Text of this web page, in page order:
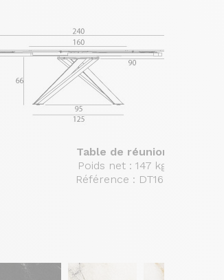
Options
Table de réunion
Poids net : 147 kg
Référence : DT162